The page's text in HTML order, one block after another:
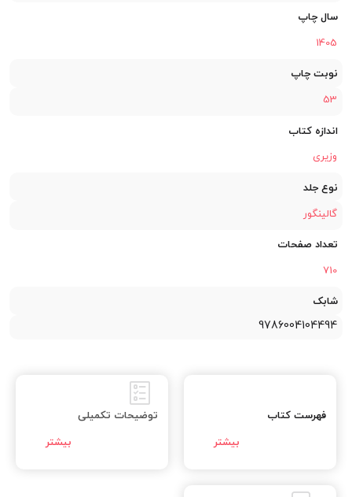
سال چاپ
1405
نوبت چاپ
53
اندازه کتاب
وزیری
نوع جلد
گالینگور
تعداد صفحات
710
شابک
9786004104494
فهرست کتاب توضیحات تکمیلی